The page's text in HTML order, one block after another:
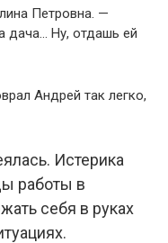
Петровна. —
дача… Ну, отдашь ей
Андрей так легко,
Истерика
работы в
себя в руках